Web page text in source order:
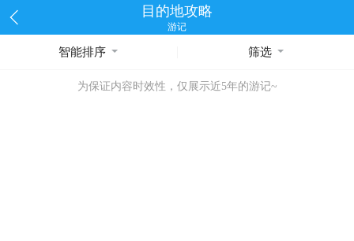
目的地攻略
游记
智能排序 筛选
为保证内容时效性，仅展示近5年的游记~